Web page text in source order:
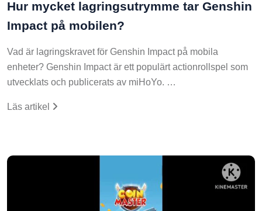
Hur mycket lagringsutrymme tar Genshin
Impact på mobilen?
Vad är lagringskravet för Genshin Impact på mobila
enheter? Genshin Impact är ett populärt actionrollspel som
utvecklats och publicerats av miHoYo. …
Läs artikel